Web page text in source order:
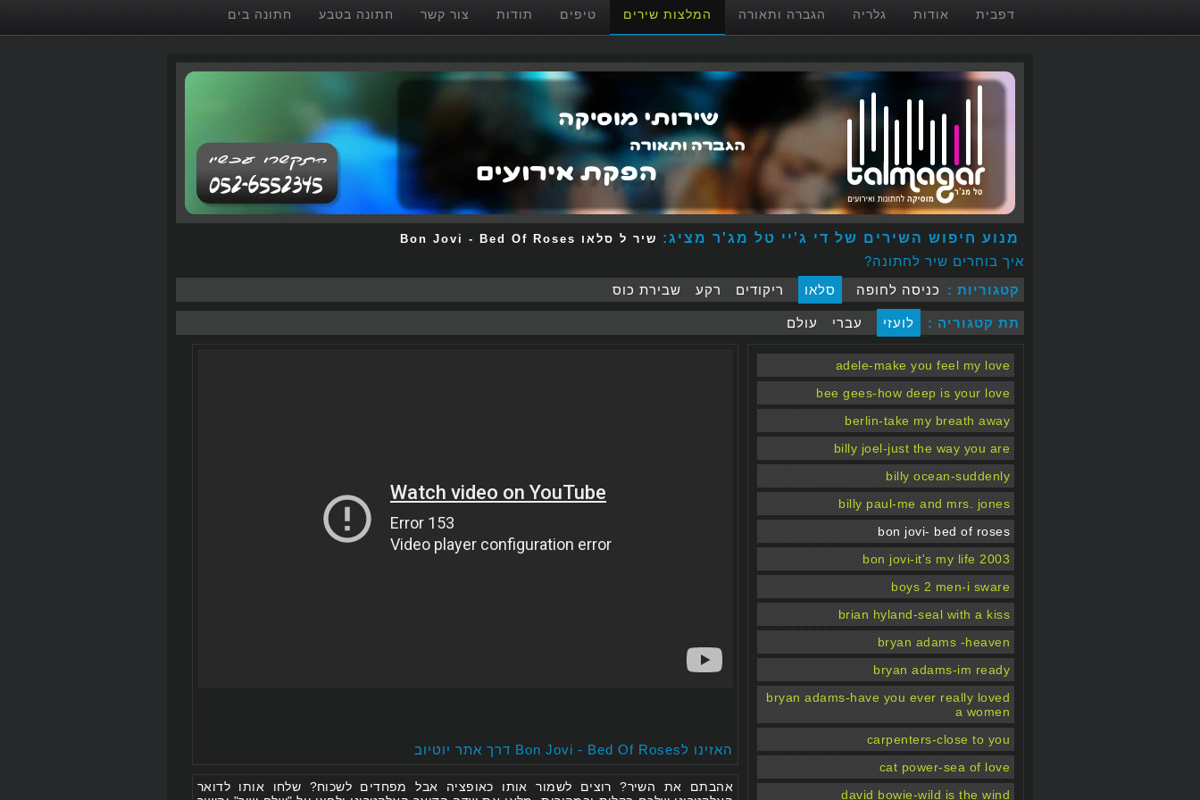
דפבית אודות גלריה הגברה ותאורה המלצות שירים טיפים תודות צור קשר חתונה בטבע חתונה בים
מנוע חיפוש השירים של די ג'יי טל מג'ר מציג: שיר ל סלאו Bon Jovi - Bed Of Roses
איך בוחרים שיר לחתונה?
קטגוריות :
כניסה לחופה סלאו ריקודים רקע שבירת כוס
תת קטגוריה : לועזי עברי עולם
adele-make you feel my love
bee gees-how deep is your love
berlin-take my breath away
billy joel-just the way you are
billy ocean-suddenly
billy paul-me and mrs. jones
bon jovi- bed of roses
bon jovi-it's my life 2003
boys 2 men-i sware
brian hyland-seal with a kiss
bryan adams -heaven
bryan adams-im ready
bryan adams-have you ever really loved
a women
carpenters-close to you
cat power-sea of love
david bowie-wild is the wind
האזינו לBon Jovi - Bed Of Roses דרך אתר יוטיוב
אהבתם את השיר? רוצים לשמור אותו כאופציה אבל מפחדים לשכוח? שלחו אותו לדואר